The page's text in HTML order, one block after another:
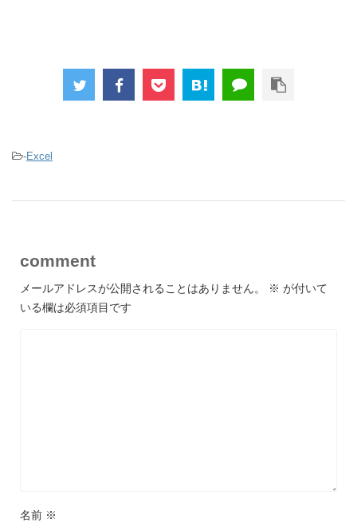
-Excel
comment
メールアドレスが公開されることはありません。 ※ が付いて
いる欄は必須項目です
名前 ※